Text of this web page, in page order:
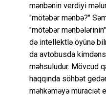
mənbənin verdiyi
"mötəbər mənbə?"
"mötəbər
də intellektlə öyünə
da avtobusda
məhsuludur. Mövcud
haqqında söhbət
məhkəməyə müraciət